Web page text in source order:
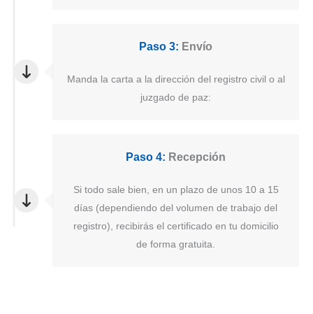
Paso 3: Envío
Manda la carta a la dirección del registro civil o al
juzgado de paz:
Paso 4: Recepción
Si todo sale bien, en un plazo de unos 10 a 15
días (dependiendo del volumen de trabajo del
registro), recibirás el certificado en tu domicilio
de forma gratuita.